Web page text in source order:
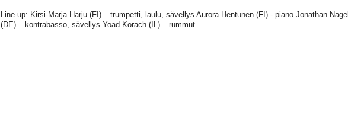
Line-up: Kirsi-Marja Harju (FI) – trumpetti, laulu, sävellys Aurora Hentunen (FI) - piano Jonathan Nagel
(DE) – kontrabasso, sävellys Yoad Korach (IL) – rummut